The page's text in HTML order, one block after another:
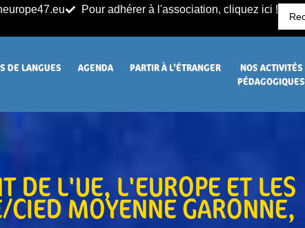
Pour adhérer à l'association, cliquez ici !
DE LANGUES AGENDA PARTIR À L’ÉTRANGER
NOS ACTIVITÉS
PÉDAGOGIQUES
DE L'UE, L'EUROPE ET LES
MOYENNE GARONNE,